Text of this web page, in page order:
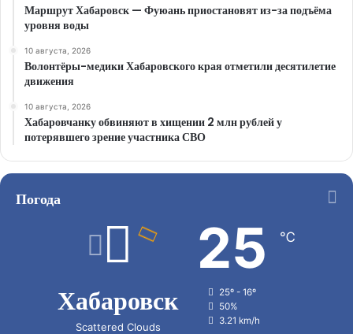
Маршрут Хабаровск — Фуюань приостановят из-за подъёма
уровня воды
10 августа, 2026
Волонтёры-медики Хабаровского края отметили десятилетие
движения
10 августа, 2026
Хабаровчанку обвиняют в хищении 2 млн рублей у
потерявшего зрение участника СВО
Погода
Хабаровск
Scattered Clouds
25 ℃
25º - 16º
50%
3.21 km/h